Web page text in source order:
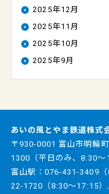
2025年12月
2025年11月
2025年10月
2025年9月
あいの風とやま鉄道株式
〒930-0001 富山市明輪
1300 （平日のみ、8:30～
富山駅：076-431-3409
22-1720 （8:30～17:15